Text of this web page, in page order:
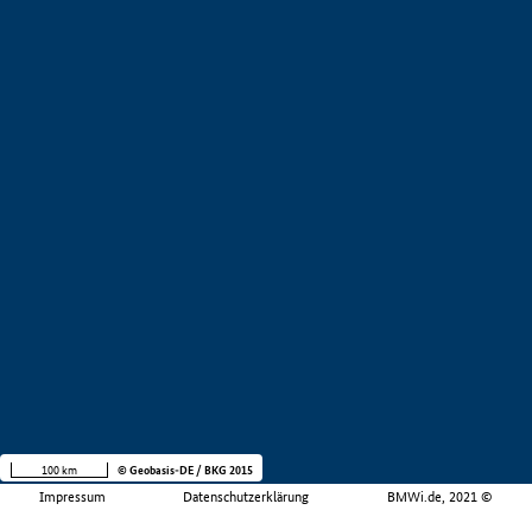
Impressum Datenschutzerklärung BMWi.de, 2021 ©
100 km © Geobasis-DE / BKG 2015